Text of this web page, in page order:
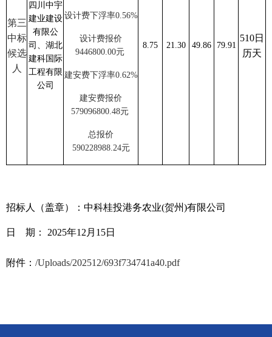
第三
中标
候选
人
四川中宇
建业建设
有限公
司、湖北
建科国际
工程有限
公司
设计费下浮率0.56%
设计费报价
9446800.00元
建安费下浮率0.62%
建安费报价
579096800.48元
总报价
590228988.24元
8.75 21.30 49.86 79.91
510日
历天
招标人 （盖章）： 中科桂投港务农业(贺州)有限公司
日 期： 2025年12 月 15日
附件： /Uploads/202512/693f734741a40.pdf